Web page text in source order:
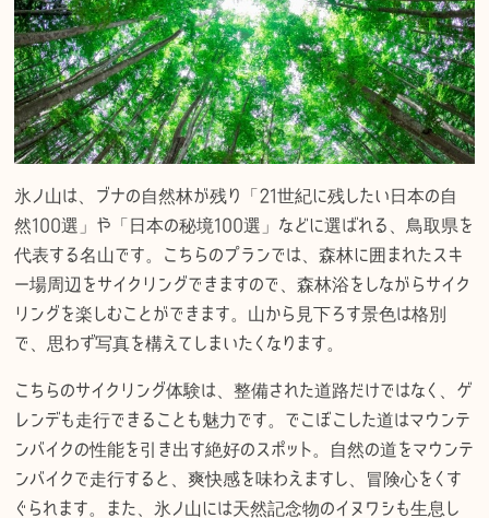
氷ノ山は、ブナの自然林が残り「21世紀に残したい日本の自
然100選」や「日本の秘境100選」などに選ばれる、鳥取県を
代表する名山です。こちらのプランでは、森林に囲まれたスキ
ー場周辺をサイクリングできますので、森林浴をしながらサイク
リングを楽しむことができます。山から見下ろす景色は格別
で、思わず写真を構えてしまいたくなります。
こちらのサイクリング体験は、整備された道路だけではなく、ゲ
レンデも走行できることも魅力です。でこぼこした道はマウンテ
ンバイクの性能を引き出す絶好のスポット。自然の道をマウンテ
ンバイクで走行すると、爽快感を味わえますし、冒険心をくす
ぐられます。また、氷ノ山には天然記念物のイヌワシも生息し